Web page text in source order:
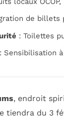
de billets
: Toilettes
: Sensibilisation
, endroit
tiendra du 3